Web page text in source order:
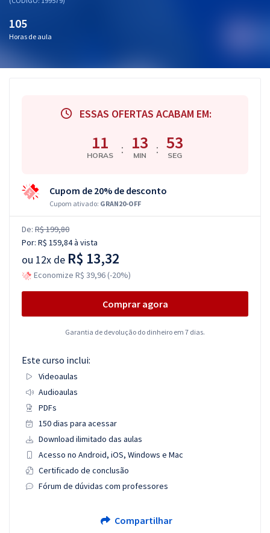
105
Horas de aula
ESSAS OFERTAS ACABAM EM:
11
HORAS : 13
MIN : 52
SEG
Cupom de 20% de desconto
Cupom ativado: GRAN20-OFF
De: R$ 199,80
Por: R$ 159,84à vista
ou 12x de R$ 13,32
Economize R$ 39,96 (-20%)
Comprar agora
Garantia de devolução do dinheiro em 7 dias.
Este curso inclui:
Videoaulas
Audioaulas
PDFs
150 dias para acessar
Download ilimitado das aulas
Acesso no Android, iOS, Windows e Mac
Certificado de conclusão
Fórum de dúvidas com professores
Compartilhar